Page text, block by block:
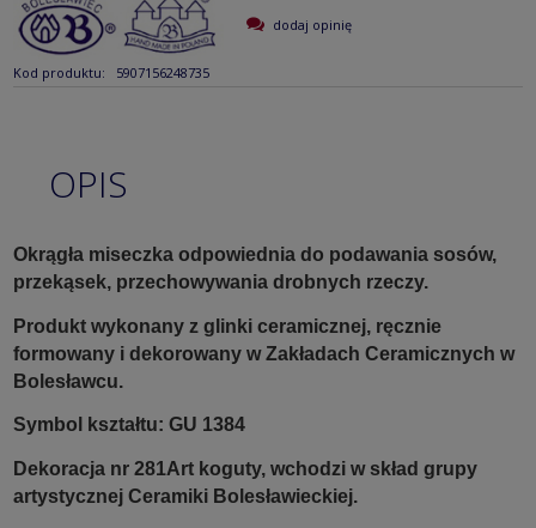
Kod produktu: 5907156248735
dodaj opinię
OPIS
Okrągła miseczka odpowiednia do podawania sosów,
przekąsek, przechowywania drobnych rzeczy.
Produkt wykonany z glinki ceramicznej, ręcznie
formowany i dekorowany w Zakładach Ceramicznych w
Bolesławcu.
Symbol kształtu: GU 1384
Dekoracja nr 281Art koguty, wchodzi w skład grupy
artystycznej Ceramiki Bolesławieckiej.